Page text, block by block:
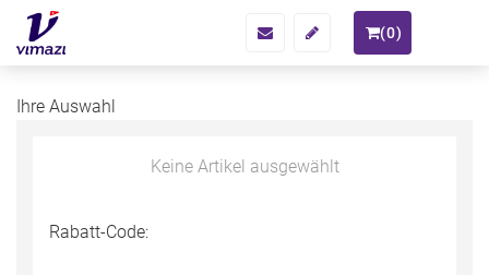
(0)
Ihre Auswahl
Keine Artikel ausgewählt
Rabatt-Code: